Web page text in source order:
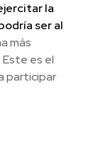
la
ser al
más
es el
participar